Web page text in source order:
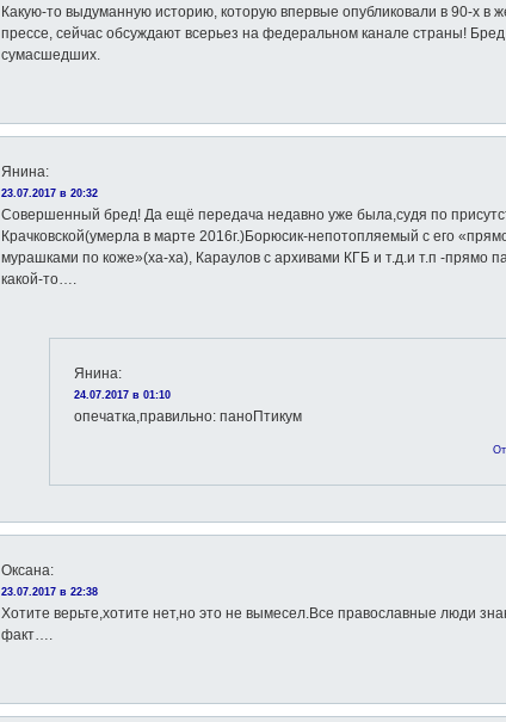
Какую-то выдуманную историю, которую впервые опубликовали в 90-х в
прессе, сейчас обсуждают всерьез на федеральном канале страны! Бред
сумасшедших.
Янина:
23.07.2017 в 20:32
Cовершенный бред! Да ещё передача недавно уже была,судя по
Крачковской(умерла в марте 2016г.)Борюсик-непотопляемый с его
мурашками по коже»(ха-ха), Караулов с архивами КГБ и т.д.и т.п -прямо
какой-то….
Янина:
24.07.2017 в 01:10
опечатка,правильно: паноПтикум
Оксана:
23.07.2017 в 22:38
Хотите верьте,хотите нет,но это не вымесел.Все православные люди
факт….